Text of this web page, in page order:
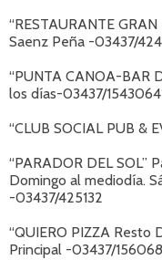
“RESTAURANTE
Saenz Peña -03437/
“PUNTA CANOA-BAR
los días-03437/
“CLUB SOCIAL PUB &
“PARADOR DEL SOL”
Domingo al mediodía.
-03437/425132
“QUIERO PIZZA Resto
Principal -03437/